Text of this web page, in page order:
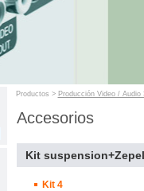
Productos > Producción Video / Audio
Accesorios
Kit
Kit 4